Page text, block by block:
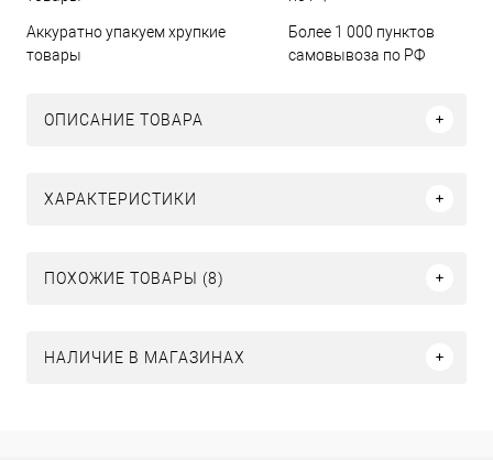
Аккуратно упакуем хрупкие
товары
Более 1 000 пунктов
самовывоза по РФ
ОПИСАНИЕ ТОВАРА
ХАРАКТЕРИСТИКИ
ПОХОЖИЕ ТОВАРЫ (8)
НАЛИЧИЕ В МАГАЗИНАХ